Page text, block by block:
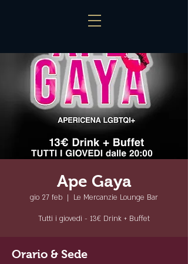
Ape Gaya
gio 27 feb
  |
Le Mercanzie Lounge Bar
Tutti i giovedì - 13€ Drink + Buffet
Orario & Sede